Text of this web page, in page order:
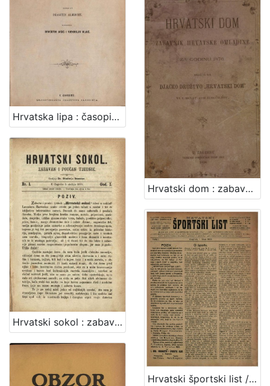
Hrvatska lipa : časopis zabavi i pouci / odgovorni urednik Dragutin Jagić
Hrvatski dom : zabavnik hrvatske omladine za godinu ...
Hrvatski sokol : zabavan i poučan tjednik / uredjuje Dimitrija Demeter
Hrvatski športski list / odgovorni urednik Mario Reger Vinodolski